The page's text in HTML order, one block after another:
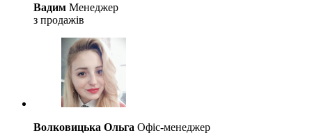
Вадим Менеджер
з продажів
Волковицька Ольга Офіс-менеджер